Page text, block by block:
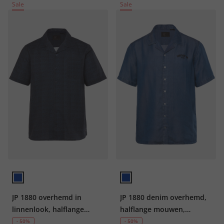
Sale
JP 1880 overhemd in
linnenlook, halflange
mouwen, bloemenprint,
- 50%
Sale
JP 1880 denim overhemd,
halflange mouwen,
Cubaanse kraag, Cubaanse
- 50%